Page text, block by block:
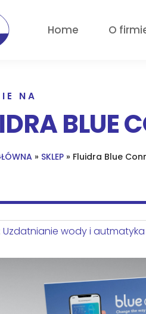
Home O
NA
BLUE
» SKLEP » Fluidra Blue
Uzdatnianie wody i autmatyka